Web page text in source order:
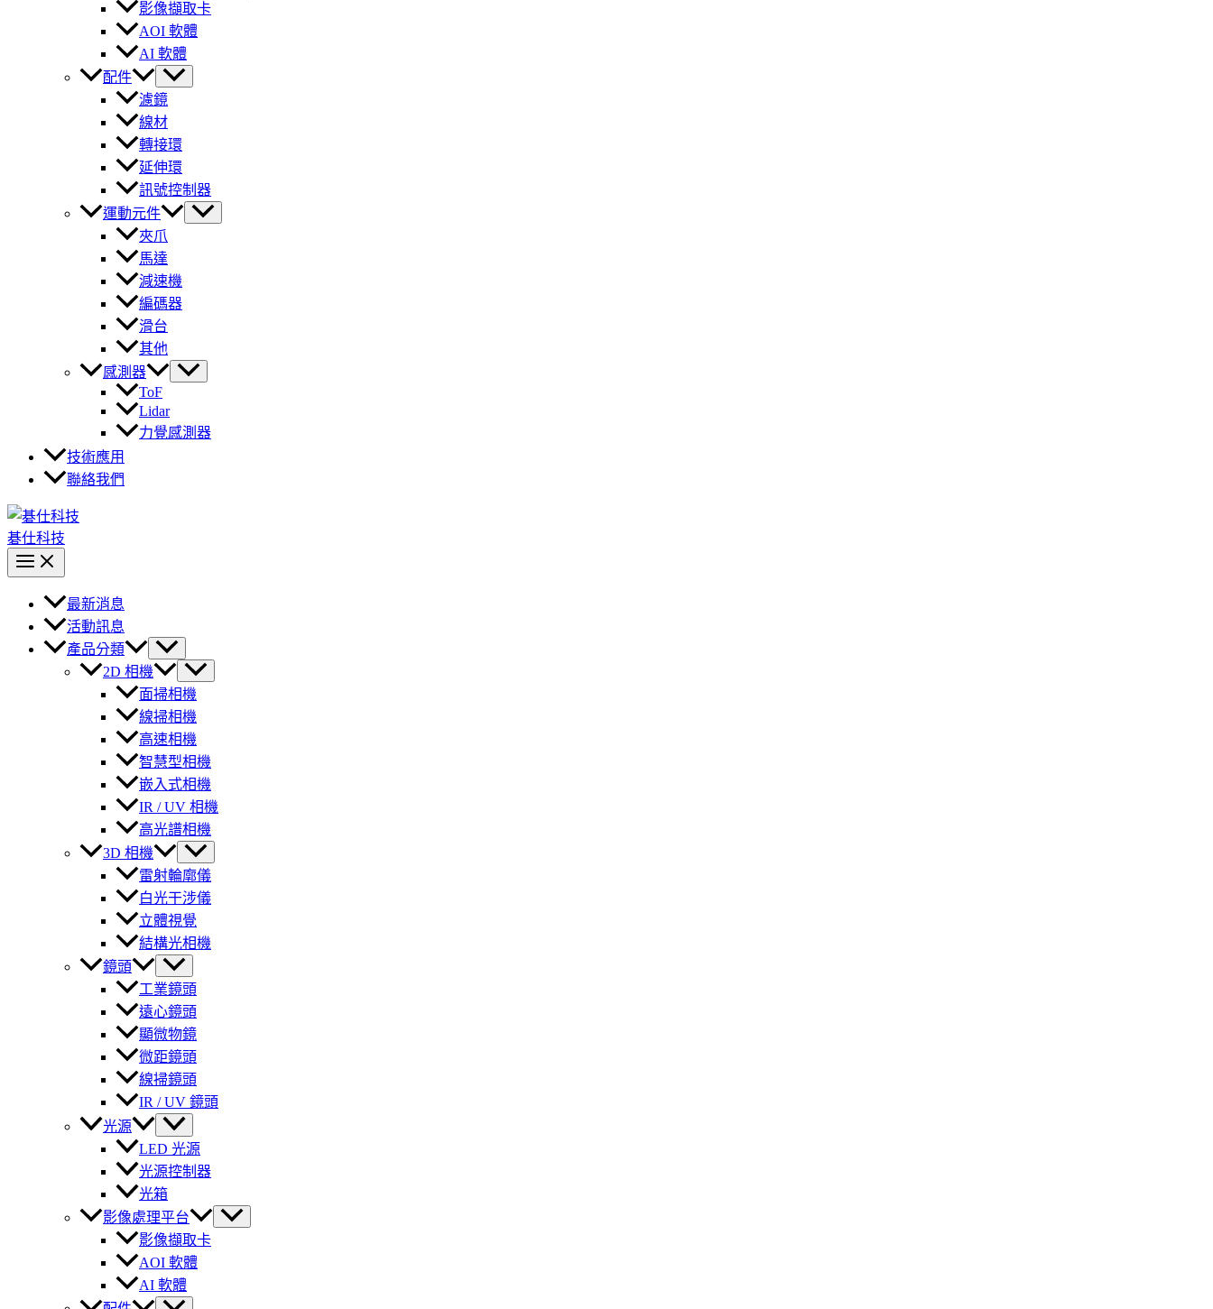
影像擷取卡
AOI 軟體
AI 軟體
配件
濾鏡
線材
轉接環
延伸環
訊號控制器
運動元件
夾爪
馬達
減速機
編碼器
滑台
其他
感測器
ToF
Lidar
力覺感測器
技術應用
聯絡我們
碁仕科技
最新消息
活動訊息
產品分類
2D 相機
面掃相機
線掃相機
高速相機
智慧型相機
嵌入式相機
IR / UV 相機
高光譜相機
3D 相機
雷射輪廓儀
白光干涉儀
立體視覺
結構光相機
鏡頭
工業鏡頭
遠心鏡頭
顯微物鏡
微距鏡頭
線掃鏡頭
IR / UV 鏡頭
光源
LED 光源
光源控制器
光箱
影像處理平台
影像擷取卡
AOI 軟體
AI 軟體